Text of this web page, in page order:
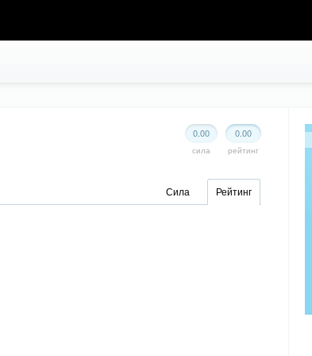
0.00
рейтинг
0.00
сила
Сила Рейтинг